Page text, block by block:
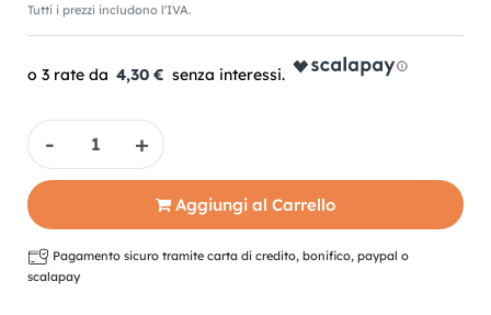
Tutti i prezzi includono l'IVA.
4,30 €
Quantità
Aggiungi al Carrello
Pagamento sicuro tramite carta di credito, bonifico, paypal o
scalapay